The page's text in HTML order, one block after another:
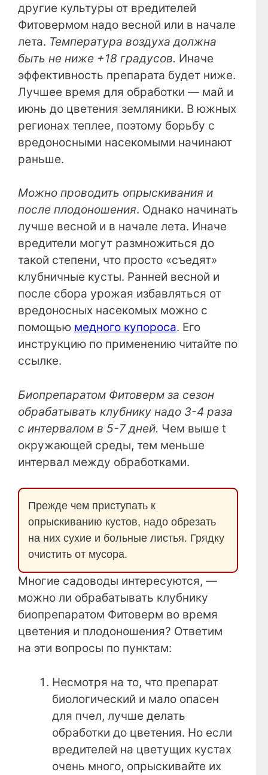
другие культуры от вредителей
Фитовермом надо весной или в начале
лета. Температура воздуха должна
быть не ниже +18 градусов. Иначе
эффективность препарата будет ниже.
Лучшее время для обработки — май и
июнь до цветения земляники. В южных
регионах теплее, поэтому борьбу с
вредоносными насекомыми начинают
раньше.
Можно проводить опрыскивания и
после плодоношения. Однако начинать
лучше весной и в начале лета. Иначе
вредители могут размножиться до
такой степени, что просто «съедят»
клубничные кусты. Ранней весной и
после сбора урожая избавляться от
вредоносных насекомых можно с
помощью медного купороса. Его
инструкцию по применению читайте по
ссылке.
Биопрепаратом Фитоверм за сезон
обрабатывать клубнику надо 3-4 раза
с интервалом в 5-7 дней. Чем выше t
окружающей среды, тем меньше
интервал между обработками.
Прежде чем приступать к
опрыскиванию кустов, надо обрезать
на них сухие и больные листья. Грядку
очистить от мусора.
Многие садоводы интересуются, —
можно ли обрабатывать клубнику
биопрепаратом Фитоверм во время
цветения и плодоношения? Ответим
на эти вопросы по пунктам:
Несмотря на то, что препарат
биологический и мало опасен
для пчел, лучше делать
обработки до цветения. Но если
вредителей на цветущих кустах
очень много, опрыскивайте их